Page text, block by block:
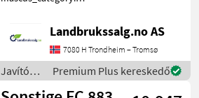
provide reference number
upon request: 8180 See
en.landbrukssalg.no/8180
for more images Specif
Landbrukssalg.no AS
7080 H Trondheim – Tromsø
Javítókészletek
és
Premium Plus kereskedő